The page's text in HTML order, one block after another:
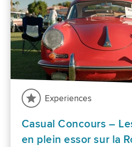
Experiences
Casual Concours –
en plein essor sur la